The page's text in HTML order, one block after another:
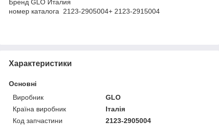
Бренд GLO Италия
номер каталога 2123-2905004+ 2123-2915004
Характеристики
Основні
Виробник
GLO
Країна виробник
Італія
Код запчастини
2123-2905004